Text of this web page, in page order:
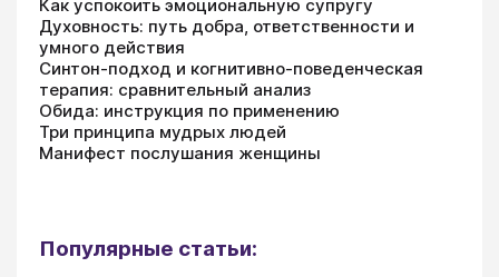
Как успокоить эмоциональную супругу
Духовность: путь добра, ответственности и
умного действия
Синтон-подход и когнитивно-поведенческая
терапия: сравнительный анализ
Обида: инструкция по применению
Три принципа мудрых людей
Манифест послушания женщины
Популярные статьи: